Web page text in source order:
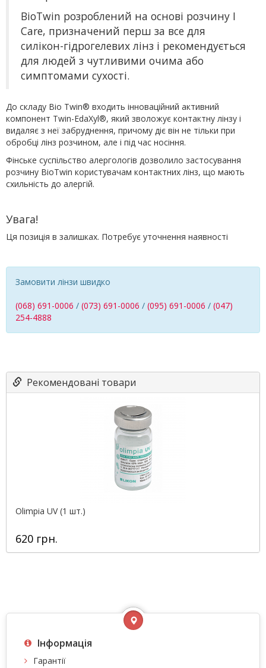
BioTwin розроблений на основі розчину I
Care, призначений перш за все для
силікон-гідрогелевих лінз і рекомендується
для людей з чутливими очима або
симптомами сухості.
До складу Bio Twin® входить інноваційний активний
компонент Twin-EdaXyl®, який зволожує контактну лінзу і
видаляє з неї забруднення, причому діє він не тільки при
обробці лінз розчином, але і під час носіння.
Фінське суспільство алергологів дозволило застосування
розчину BioTwin користувачам контактних лінз, що мають
схильність до алергій.
Увага!
Ця позиція в залишках. Потребує уточнення наявності
Замовити лінзи швидко
(068) 691-0006 / (073) 691-0006 / (095) 691-0006 / (047)
254-4888
Рекомендовані товари
Olimpia UV (1 шт.)
620 грн.
Інформація
Гарантії